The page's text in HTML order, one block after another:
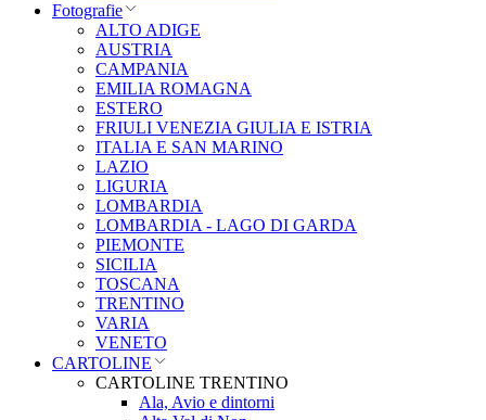
Fotografie
ALTO ADIGE
AUSTRIA
CAMPANIA
EMILIA ROMAGNA
ESTERO
FRIULI VENEZIA GIULIA E ISTRIA
ITALIA E SAN MARINO
LAZIO
LIGURIA
LOMBARDIA
LOMBARDIA - LAGO DI GARDA
PIEMONTE
SICILIA
TOSCANA
TRENTINO
VARIA
VENETO
CARTOLINE
CARTOLINE TRENTINO
Ala, Avio e dintorni